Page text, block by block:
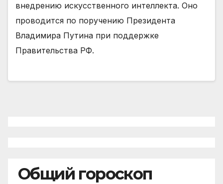
внедрению искусственного интеллекта. Оно
проводится по поручению Президента
Владимира Путина при поддержке
Правительства РФ.
Общий гороскоп